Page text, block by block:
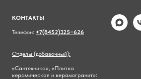
КОНТАКТЫ
Телефон: +7(8452)325−626
Отделы (добавочный):
«Сантехника», «Плитка
керамическая и керамогранит»: